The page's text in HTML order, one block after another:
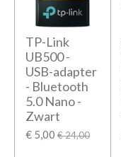
TP-Link
UB500 -
USB-adapter
- Bluetooth
5.0 Nano -
Zwart
€ 5,00 € 24,00